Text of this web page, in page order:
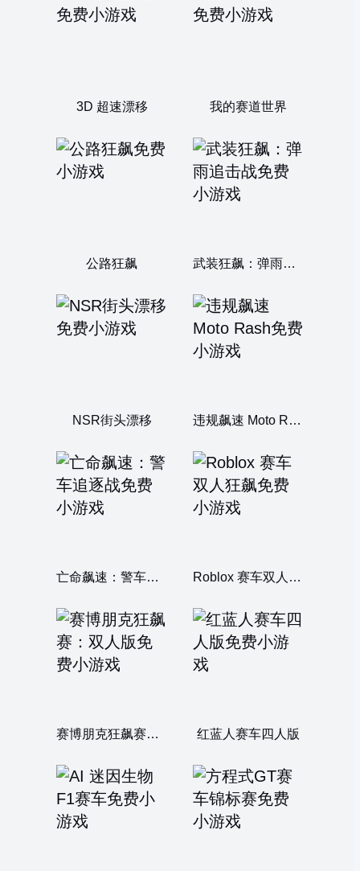
3D 超速漂移 我的赛道世界
公路狂飙 武装狂飙：弹雨追击战
NSR街头漂移 违规飙速 Moto Rash
亡命飙速：警车追逐战 Roblox 赛车双人狂飙
赛博朋克狂飙赛：双人版 红蓝人赛车四人版